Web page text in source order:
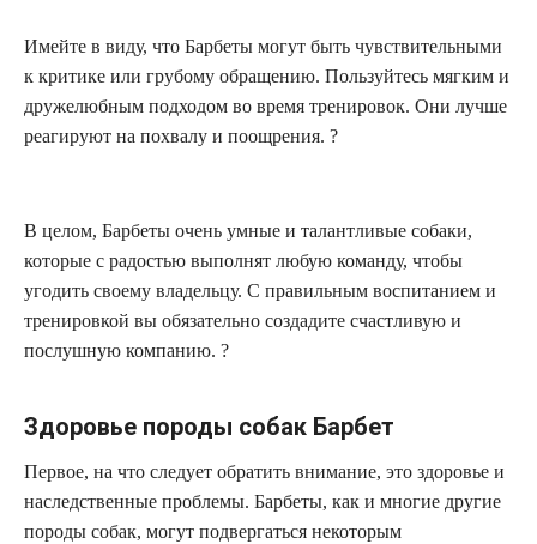
Имейте в виду, что Барбеты могут быть чувствительными
к критике или грубому обращению. Пользуйтесь мягким и
дружелюбным подходом во время тренировок. Они лучше
реагируют на похвалу и поощрения. ?
В целом, Барбеты очень умные и талантливые собаки,
которые с радостью выполнят любую команду, чтобы
угодить своему владельцу. С правильным воспитанием и
тренировкой вы обязательно создадите счастливую и
послушную компанию. ?
Здоровье породы собак Барбет
Первое, на что следует обратить внимание, это здоровье и
наследственные проблемы. Барбеты, как и многие другие
породы собак, могут подвергаться некоторым